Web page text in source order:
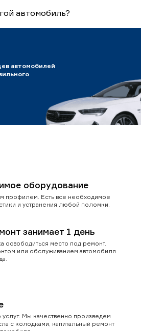
автомобиль?
автомобилей
оборудование
профилем. Есть все необходимое
и устранения любой поломки.
занимает 1 день
освободиться место под ремонт.
или обслуживанием автомобиля
Мы качественно произведем
с колодками, капитальный ремонт